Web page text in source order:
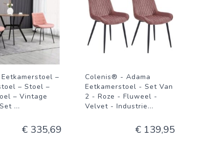
–
– Stoel –
– Vintage
...
€ 335,69
Colenis® - Adama
Eetkamerstoel - Set Van
2 - Roze - Fluweel -
Velvet - Industrie...
€ 139,95